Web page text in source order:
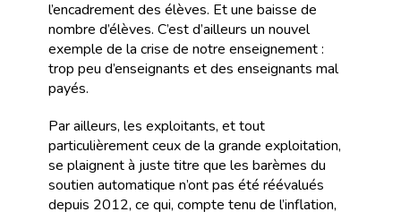
l’encadrement des élèves. Et une baisse de
nombre d’élèves. C’est d’ailleurs un nouvel
exemple de la crise de notre enseignement :
trop peu d’enseignants et des enseignants mal
payés.
Par ailleurs, les exploitants, et tout
particulièrement ceux de la grande exploitation,
se plaignent à juste titre que les barèmes du
soutien automatique n’ont pas été réévalués
depuis 2012, ce qui, compte tenu de l’inflation,